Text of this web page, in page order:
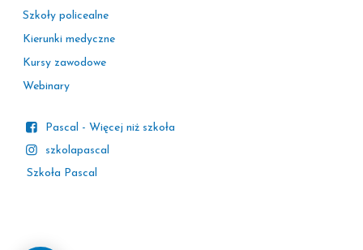
Szkoły policealne
Kierunki medyczne
Kursy zawodowe
Webinary
Pascal - Więcej niż szkoła
szkolapascal
Szkoła Pascal